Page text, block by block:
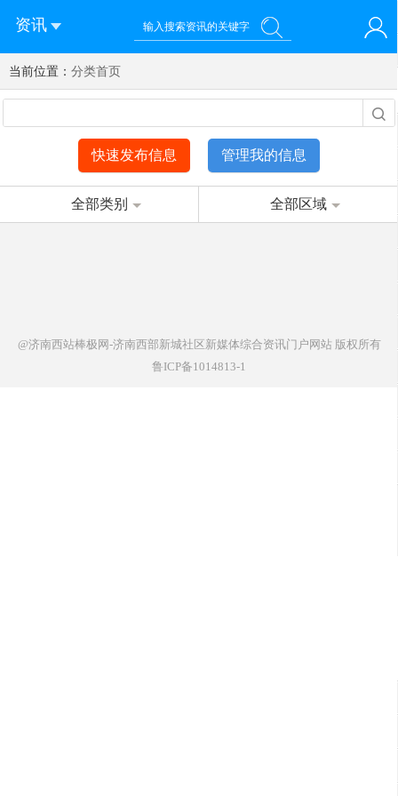
资讯
您好！欢迎来到济南西站棒极网-济南西部新城社区新媒体综
合资讯门户网站
登录 注册 微信快速登录
当前位置： 分类首页
快速发布信息 管理我的信息
全部类别 全部区域
@济南西站棒极网-济南西部新城社区新媒体综合资讯门户网站版权所有
鲁ICP备1014813-1